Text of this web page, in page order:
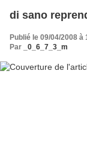
di sano
Publié le 09/04/2008 à
Par
_0_6_7_3_m